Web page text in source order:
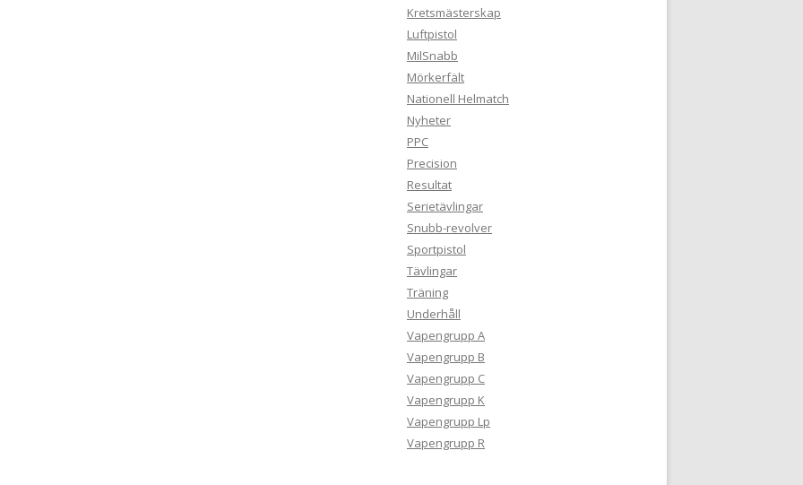
Kretsmästerskap
Luftpistol
MilSnabb
Mörkerfält
Nationell Helmatch
Nyheter
PPC
Precision
Resultat
Serietävlingar
Snubb-revolver
Sportpistol
Tävlingar
Träning
Underhåll
Vapengrupp A
Vapengrupp B
Vapengrupp C
Vapengrupp K
Vapengrupp Lp
Vapengrupp R